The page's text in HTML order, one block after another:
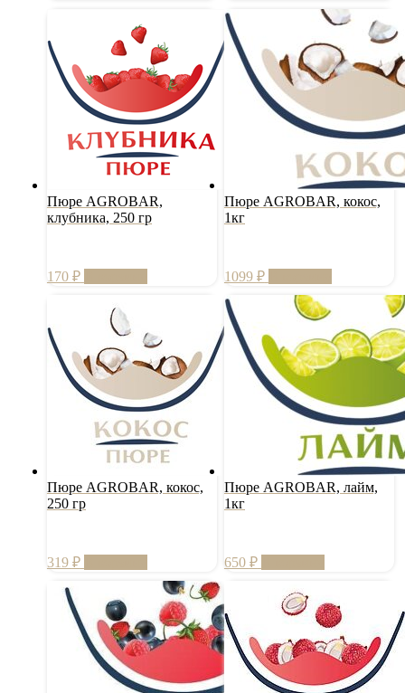
Пюре AGROBAR,
клубника, 250 гр
170 ₽
Пюре AGROBAR, кокос,
1кг
1099 ₽
Пюре AGROBAR, кокос,
250 гр
319 ₽
Пюре AGROBAR, лайм,
1кг
650 ₽